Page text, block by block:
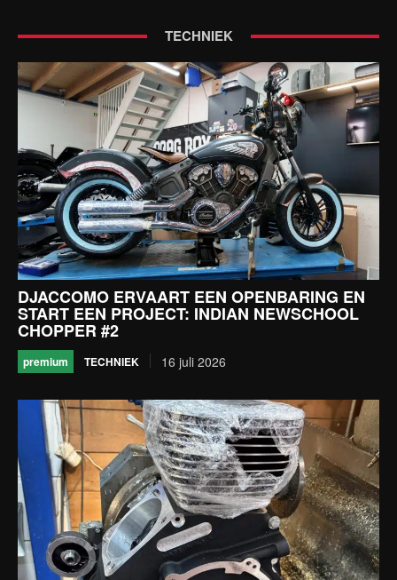
TECHNIEK
DJACCOMO ERVAART EEN OPENBARING EN
START EEN PROJECT: INDIAN NEWSCHOOL
CHOPPER #2
premium TECHNIEK 16 juli 2026